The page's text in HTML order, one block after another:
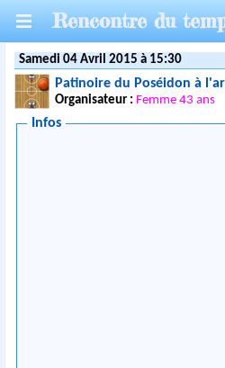
Rencontre du
Samedi 04 Avril 2015 à 15:30
Patinoire du Poséidon à
Organisateur : Femme 43 ans
Infos